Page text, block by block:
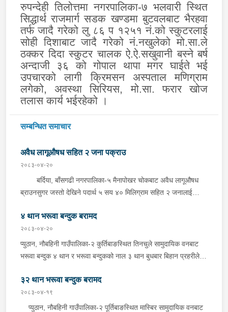
रुपन्देही तिलोत्तमा नगरपालिका-७ भलवारी स्थित
सिद्धार्थ राजमार्ग सडक खण्डमा बुटवलबाट भैरहवा
तर्फ जादै गरेको लु ८६ प १२५१ नं.को स्कुटरलाई
सोही दिशाबाट जादै गरेको नं.नखुलेको मो.सा.ले
ठक्कर दिदा स्कुटर चालक ऐ.ऐ.सखुवानी बस्ने बर्ष
अन्दाजी
३६ को गोपाल थापा मगर घाईते भई
उपचारको लागी क्रिमसन अस्पताल मणिग्राम
लगेको, अवस्था सिरियस, मो.सा.
फरार खोज
तलास कार्य भईरहेको ।
सम्बन्धित समाचार
अवैध लागूऔषध सहित २ जना पक्राउ
२०८३-०४-२०
बर्दिया, बाँसगढी नगरपालिका-५ मैनापोखर चोकबाट अवैध लागूऔषध
ब्राउनसुगर जस्तो देखिने पदार्थ ५ सय ४० मिलिग्राम सहित २ जनालाई
नगरपालिका-६ बस्ने २४ वर्षीय किरण नेपाली र ३६ वर्षीय सतिराम थारू रहेका
छन् । इलाका प्रहरी कार्यालय मोतिपुरबाट खटिएको प्रहरीले दमौलीबाट
बासगढीतर्फ आउँदै गरेको भे.५ प २०३९ नम्बरको मोटरसाइकलमा सवार
उनीहरूलाई उक्त पदार्थ सहित पक्राउ गरेको हो ।यस सम्बन्धमा प्रहरीले
४ थान भरूवा बन्दुक बरामद
२०८३-०४-२०
प्युठान, नौबहिनी गाउँपालिका-२ कुर्तिबाङस्थित तिनचुले सामुदायिक वनबाट
भरूवा बन्दुक ४ थान र भरूवा बन्दुकको नाल ३ थान बुधबार बिहान प्रहरीले
उक्त बन्दुक फेला पारी बरामद गरेको हो । यस सम्बन्धमा प्रहरीले आवश्यक
अनुसन्धान गरिरहेको छ ।
३२ थान भरूवा बन्दुक बरामद
२०८३-०४-१९
प्युठान, नौबहिनी गाउँपालिका-२ पूर्तिबाङस्थित मास्बिर सामुदायिक वनबाट